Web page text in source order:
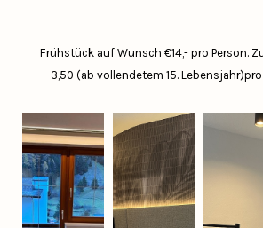
Frühstück auf Wunsch €14,- pro Person.
3,50 (ab vollendetem 15.